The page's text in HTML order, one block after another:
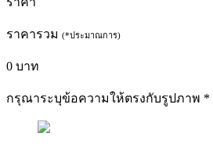
ราคารวม (*ประมาณการ)
0 บาท
กรุณาระบุข้อความให้ตรงกับรูปภาพ *